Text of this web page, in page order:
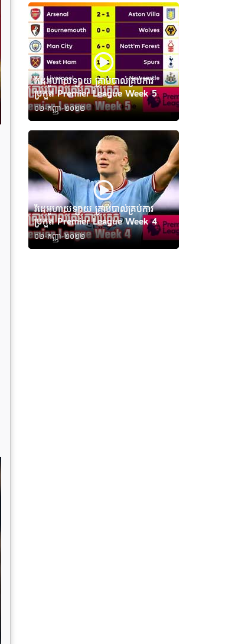
វីដេអូហាយឡាយ គ្រាប់បាល់គ្រប់ការ
ប្រកួត Premier League Week 5
០២-កញ្ញា-២០២២
វីដេអូហាយឡាយ គ្រាប់បាល់គ្រប់ការ
ប្រកួត Premier League Week 4
០២-កញ្ញា-២០២២